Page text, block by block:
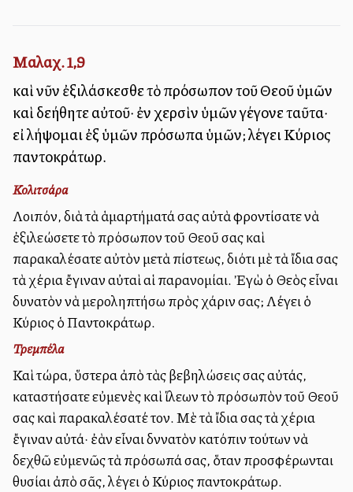
Μαλαχ. 1,9
καὶ νῦν ἐξιλάσκεσθε τὸ πρόσωπον τοῦ Θεοῦ ὑμῶν
καὶ δεήθητε αὐτοῦ· ἐν χερσὶν ὑμῶν γέγονε ταῦτα·
εἰ λήψομαι ἐξ ὑμῶν πρόσωπα ὑμῶν; λέγει Κύριος
παντοκράτωρ.
Κολιτσάρα
Λοιπόν, διὰ τὰ ἁμαρτήματά σας αὐτὰ φροντίσατε νὰ
ἐξιλεώσετε τὸ πρόσωπον τοῦ Θεοῦ σας καὶ
παρακαλέσατε αὐτὸν μετὰ πίστεως, διότι μὲ τὰ ἴδια σας
τὰ χέρια ἔγιναν αὐταὶ αἱ παρανομίαι. Ἐγὼ ὁ Θεὸς εἶναι
δυνατὸν νὰ μεροληπτήσω πρὸς χάριν σας; Λέγει ὁ
Κύριος ὁ Παντοκράτωρ.
Τρεμπέλα
Καὶ τώρα, ὕστερα ἀπὸ τὰς βεβηλώσεις σας αὐτάς,
καταστήσατε εὐμενὲς καὶ ἵλεων τὸ πρόσωπὸν τοῦ Θεοῦ
σας καὶ παρακαλέσατέ τον. Μὲ τὰ ἴδια σας τὰ χέρια
ἔγιναν αὐτά· ἐὰν εἶναι δννατὸν κατόπιν τούτων νὰ
δεχθῶ εὐμενῶς τὰ πρόσωπά σας, ὅταν προσφέρωνται
θυσίαι ἀπὸ σᾶς, λέγει ὁ Κύριος παντοκράτωρ.